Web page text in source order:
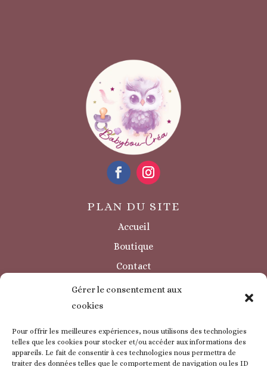
Gérer le consentement aux
cookies
Pour offrir les meilleures expériences, nous utilisons des technologies
telles que les cookies pour stocker et/ou accéder aux informations des
appareils. Le fait de consentir à ces technologies nous permettra de
traiter des données telles que le comportement de navigation ou les ID
PLAN DU SITE
Accueil
Boutique
Contact
Sécurité / à savoir
INFORMATIONS LÉGALES
Politique de confidentialité
Politique de cookie